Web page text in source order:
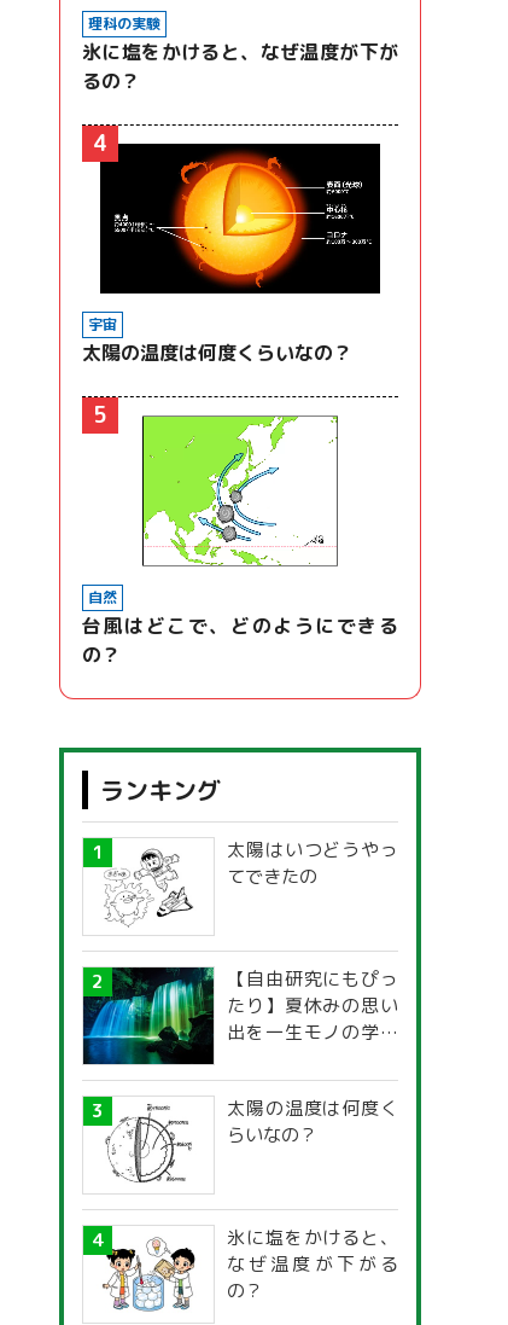
理科の実験
氷に塩をかけると、なぜ温度が下が
るの？
4
宇宙
太陽の温度は何度くらいなの？
5
自然
台風はどこで、どのようにできる
の？
ランキング
太陽はいつどうやっ
てできたの
【自由研究にもぴっ
たり】夏休みの思い
出を一生モノの学び
探究ガイド
太陽の温度は何度く
らいなの？
氷に塩をかけると、
なぜ温度が下がる
の？